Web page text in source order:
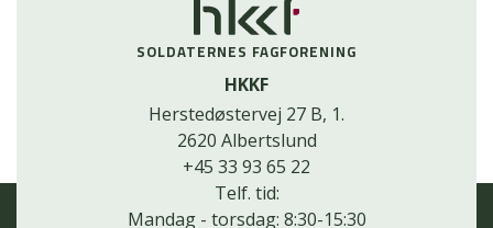
SOLDATERNES FAGFORENING
HKKF
Herstedøstervej 27 B, 1.
2620 Albertslund
+45 33 93 65 22
Telf. tid:
Mandag - torsdag: 8:30-15:30